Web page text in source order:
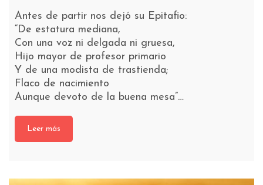
Antes de partir nos dejó su Epitafio:
“De estatura mediana,
Con una voz ni delgada ni gruesa,
Hijo mayor de profesor primario
Y de una modista de trastienda;
Flaco de nacimiento
Aunque devoto de la buena mesa”…
Leer más